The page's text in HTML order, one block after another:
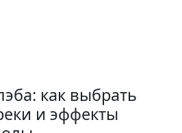
как выбрать
и эффекты